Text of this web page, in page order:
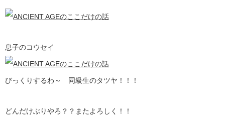
息子のコウセイ
びっくりするわ～ 同級生のタツヤ！！！
どんだけぶりやろ？？またよろしく！！